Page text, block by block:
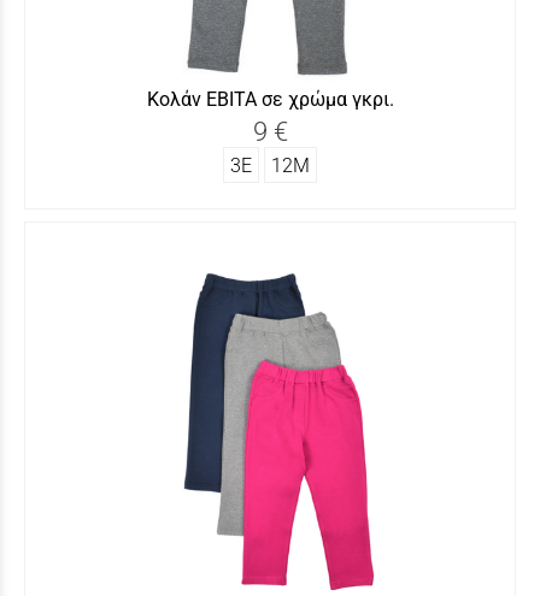
Κολάν ΕΒΙΤΑ σε χρώμα γκρι.
9 €
3Ε 12Μ